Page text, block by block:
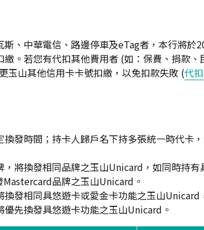
、中華電信、路邊停車及eTag者，本行將於
。若您有代扣其他費用者 (如：保費、捐款、
山其他信用卡卡號扣繳，以免扣款失敗 (代
發時間；持卡人歸戶名下持多張統一時代卡
將換發相同品牌之玉山Unicard，如同時持有
品牌之玉山Unicard。
發相同具悠遊卡或愛金卡功能之玉山Unicard
先換發具悠遊卡功能之玉山Unicard。